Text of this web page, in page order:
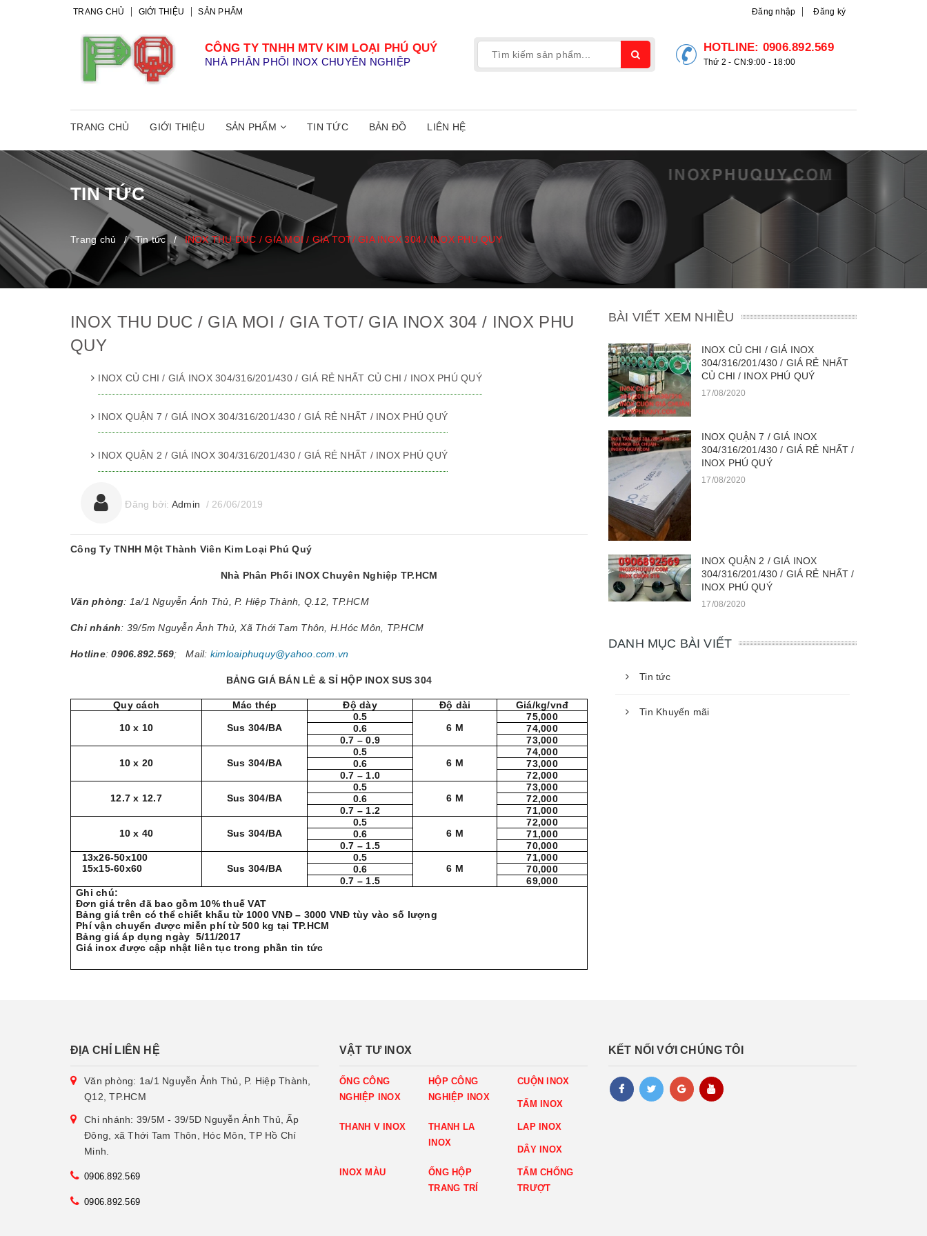
TRANG CHỦ GIỚI THIỆU SẢN PHẨM Đăng nhập Đăng ký
CÔNG TY TNHH MTV KIM LOẠI PHÚ QUÝ
NHÀ PHÂN PHỐI INOX CHUYÊN NGHIỆP
HOTLINE: 0906.892.569
Thứ 2 - CN:9:00 - 18:00
TRANG CHỦ GIỚI THIỆU SẢN PHẨM TIN TỨC BẢN ĐỒ LIÊN HỆ
TIN TỨC
Trang chủ / Tin tức / INOX THU DUC / GIA MOI / GIA TOT/ GIA INOX 304 / INOX PHU QUY
INOX THU DUC / GIA MOI / GIA TOT/ GIA INOX 304 / INOX PHU
QUY
INOX CỦ CHI / GIÁ INOX 304/316/201/430 / GIÁ RẺ NHẤT CỦ CHI / INOX PHÚ QUÝ
INOX QUẬN 7 / GIÁ INOX 304/316/201/430 / GIÁ RẺ NHẤT / INOX PHÚ QUÝ
INOX QUẬN 2 / GIÁ INOX 304/316/201/430 / GIÁ RẺ NHẤT / INOX PHÚ QUÝ
Đăng bởi: Admin / 26/06/2019
Công Ty TNHH Một Thành Viên Kim Loại Phú Quý
Nhà Phân Phối INOX Chuyên Nghiệp TP.HCM
Văn phòng: 1a/1 Nguyễn Ảnh Thủ, P. Hiệp Thành, Q.12, TP.HCM
Chi nhánh: 39/5m Nguyễn Ảnh Thủ, Xã Thới Tam Thôn, H.Hóc Môn, TP.HCM
Hotline:0906.892.569; Mail: kimloaiphuquy@yahoo.com.vn
BẢNG GIÁ BÁN LẺ & SỈ HỘP INOX SUS 304
Quy cách Mác thép Độ dày Độ dài Giá/kg/vnđ
10 x 10 Sus 304/BA
0.5
6 M
75,000
0.6
74,000
0.7 – 0.9
73,000
10 x 20 Sus 304/BA
0.5
6 M
74,000
0.6
73,000
0.7 – 1.0
72,000
12.7 x 12.7 Sus 304/BA
0.5
6 M
73,000
0.6
72,000
0.7 – 1.2
71,000
10 x 40 Sus 304/BA
0.5
6 M
72,000
0.6
71,000
0.7 – 1.5
70,000
13x26-50x100
15x15-60x60
Sus 304/BA
0.5
6 M
71,000
0.6
70,000
0.7 – 1.5
69,000
Ghi chú:
Đơn giá trên đã bao gồm 10% thuế VAT
Bảng giá trên có thể chiết khấu từ 1000 VNĐ – 3000 VNĐ tùy vào số lượng
Phí vận chuyển được miễn phí từ 500 kg tại TP.HCM
Bảng giá áp dụng ngày 5/11/2017
Giá inox được cập nhật liên tục trong phần tin tức
BÀI VIẾT XEM NHIỀU
INOX CỦ CHI / GIÁ INOX
304/316/201/430 / GIÁ RẺ NHẤT
CỦ CHI / INOX PHÚ QUÝ
17/08/2020
INOX QUẬN 7 / GIÁ INOX
304/316/201/430 / GIÁ RẺ NHẤT /
INOX PHÚ QUÝ
17/08/2020
INOX QUẬN 2 / GIÁ INOX
304/316/201/430 / GIÁ RẺ NHẤT /
INOX PHÚ QUÝ
17/08/2020
DANH MỤC BÀI VIẾT
Tin tức
Tin Khuyến mãi
ĐỊA CHỈ LIÊN HỆ
Văn phòng: 1a/1 Nguyễn Ảnh Thủ, P. Hiệp Thành,
Q12, TP.HCM
Chi nhánh: 39/5M - 39/5D Nguyễn Ảnh Thủ, Ấp
Đông, xã Thới Tam Thôn, Hóc Môn, TP Hồ Chí
Minh.
0906.892.569
0906.892.569
VẬT TƯ INOX
ỐNG CÔNG
NGHIỆP INOX
HỘP CÔNG
NGHIỆP INOX
CUỘN INOX
TẤM INOX
THANH V INOX
THANH LA
INOX
LAP INOX
DÂY INOX
INOX MÀU
ỐNG HỘP
TRANG TRÍ
TẤM CHỐNG
TRƯỢT
KẾT NỐI VỚI CHÚNG TÔI